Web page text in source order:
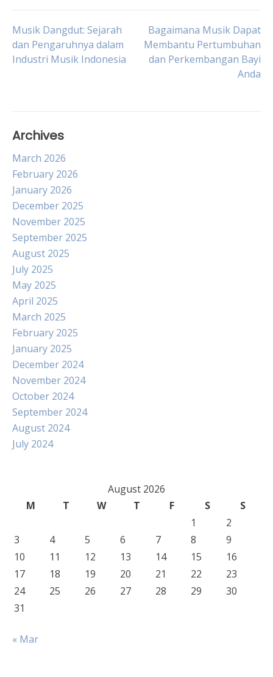
Post
navigation
Musik Dangdut: Sejarah
dan Pengaruhnya dalam
Industri Musik Indonesia
Bagaimana Musik Dapat
Membantu Pertumbuhan
dan Perkembangan Bayi
Anda
Archives
March 2026
February 2026
January 2026
December 2025
November 2025
September 2025
August 2025
July 2025
May 2025
April 2025
March 2025
February 2025
January 2025
December 2024
November 2024
October 2024
September 2024
August 2024
July 2024
August 2026
M
T W T F S
S
1
2
3
4 5 6 7 8
9
10
11 12 13 14 15
16
17
18 19 20 21 22
23
24
25 26 27 28 29
30
31
« Mar